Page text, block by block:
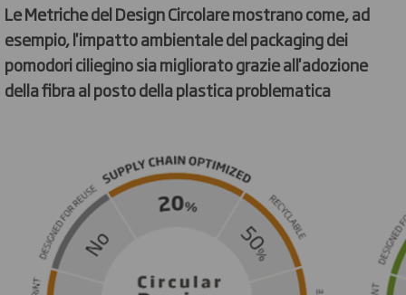
Le Metriche del Design Circolare mostrano come, ad
esempio, l'impatto ambientale del packaging dei
pomodori ciliegino sia migliorato grazie all'adozione
della fibra al posto della plastica problematica